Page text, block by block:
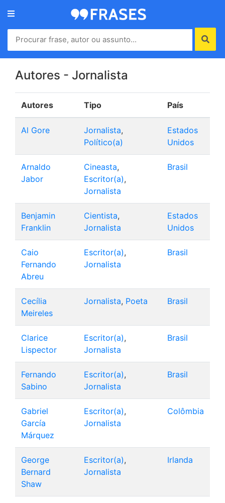
Menu
Home
Autores
uso
Autores - Jornalista
Autores Tipo País
Al Gore Jornalista,
Político(a)
Estados
Unidos
Arnaldo
Jabor
Cineasta,
Escritor(a),
Jornalista
Brasil
Benjamin
Franklin
Cientista,
Jornalista
Estados
Unidos
Caio
Fernando
Abreu
Escritor(a),
Jornalista
Brasil
Cecília
Meireles
Jornalista, Poeta Brasil
Clarice
Lispector
Escritor(a),
Jornalista
Brasil
Fernando
Sabino
Escritor(a),
Jornalista
Brasil
Gabriel
García
Márquez
Escritor(a),
Jornalista
Colômbia
George
Bernard
Shaw
Escritor(a),
Jornalista
Irlanda